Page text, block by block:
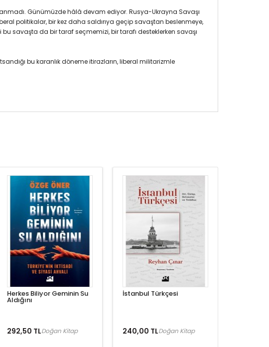
Günümüzde hâlâ devam ediyor. Rusya-Ukrayna Savaşı
politikalar, bir kez daha saldırıya geçip savaştan beslenmeye,
savaşta da bir taraf seçmemizi, bir tarafı desteklerken savaşı
bu karanlık döneme itirazların, liberal militarizmle
Herkes Biliyor Geminin Su
Aldığını
292,50 TLDoğan Kitap
İstanbul Türkçesi
240,00 TLDoğan Kitap